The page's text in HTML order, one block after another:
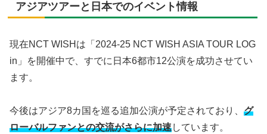
アジアツアーと日本でのイベント情報
現在NCT WISHは「2024-25 NCT WISH ASIA TOUR LOG
in」を開催中で、すでに日本6都市12公演を成功させてい
ます。
今後はアジア8カ国を巡る追加公演が予定されており、 グ
ローバルファンとの交流がさらに加速しています。